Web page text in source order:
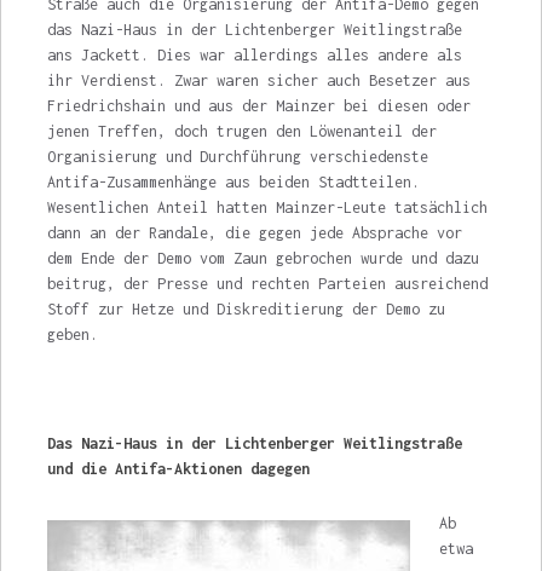
Straße auch die Organisie­rung der Antifa-Demo gegen
das Nazi-Haus in der Lichtenberger Weitlingstraße
ans Jackett. Dies war allerdings alles andere als
ihr Ver­dienst. Zwar waren sicher auch Besetzer aus
Friedrichshain und aus der Mainzer bei diesen oder
jenen Treffen, doch trugen den Löwenan­teil der
Organisierung und Durchführung ver­schiedenste
Antifa-Zusammenhänge aus bei­den Stadtteilen.
Wesentlichen Anteil hatten Mainzer-Leute tatsächlich
dann an der Randale, die gegen jede Absprache vor
dem Ende der Demo vom Zaun gebrochen wurde und dazu
beitrug, der Presse und rechten Parteien ausreichend
Stoff zur Hetze und Diskreditierung der Demo zu
geben.
Das Nazi-Haus in der Lichtenberger Weitlingstraße
und die Antifa-Aktionen dagegen
Ab
etwa